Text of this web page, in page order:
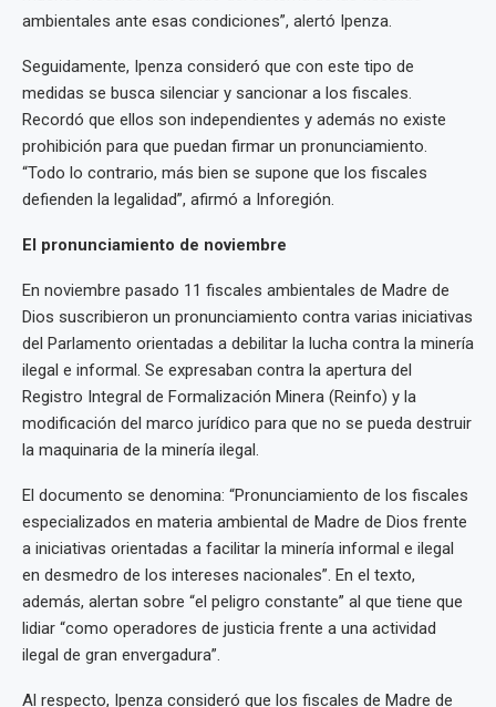
ambientales ante esas condiciones”, alertó Ipenza.
Seguidamente, Ipenza consideró que con este tipo de
medidas se busca silenciar y sancionar a los fiscales.
Recordó que ellos son independientes y además no existe
prohibición para que puedan firmar un pronunciamiento.
“Todo lo contrario, más bien se supone que los fiscales
defienden la legalidad”, afirmó a Inforegión.
El pronunciamiento de noviembre
En noviembre pasado 11 fiscales ambientales de Madre de
Dios suscribieron un pronunciamiento contra varias iniciativas
del Parlamento orientadas a debilitar la lucha contra la minería
ilegal e informal. Se expresaban contra la apertura del
Registro Integral de Formalización Minera (Reinfo) y la
modificación del marco jurídico para que no se pueda destruir
la maquinaria de la minería ilegal.
El documento se denomina: “Pronunciamiento de los fiscales
especializados en materia ambiental de Madre de Dios frente
a iniciativas orientadas a facilitar la minería informal e ilegal
en desmedro de los intereses nacionales”. En el texto,
además, alertan sobre “el peligro constante” al que tiene que
lidiar “como operadores de justicia frente a una actividad
ilegal de gran envergadura”.
Al respecto, Ipenza consideró que los fiscales de Madre de